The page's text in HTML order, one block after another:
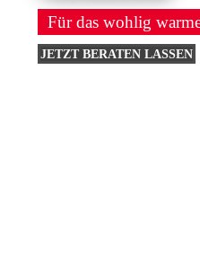
Für das wohlig
JETZT BERATEN LASSEN